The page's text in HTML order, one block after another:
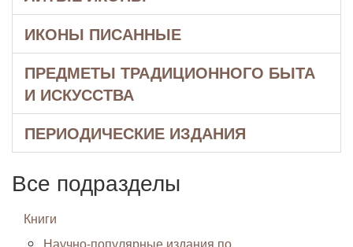
ИКОНЫ ПИСАННЫЕ
ПРЕДМЕТЫ ТРАДИЦИОННОГО БЫТА
И ИСКУССТВА
ПЕРИОДИЧЕСКИЕ ИЗДАНИЯ
Все подразделы
Книги